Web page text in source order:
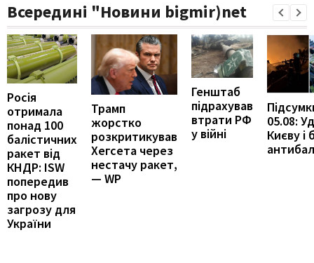
Всередині "Новини bigmir)net
Росія
отримала
понад 100
балістичних
ракет від
КНДР: ISW
попередив
про нову
загрозу для
України
Трамп
жорстко
розкритикував
Хегсета через
нестачу ракет,
— WP
Генштаб
підрахував
втрати РФ
у війні
05.08:
Києву і